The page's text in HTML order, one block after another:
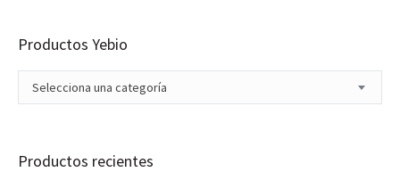
Productos Yebio
Selecciona una categoría
Productos recientes